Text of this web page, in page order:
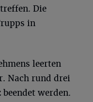
Die
in
leerten
Nach rund drei
werden.